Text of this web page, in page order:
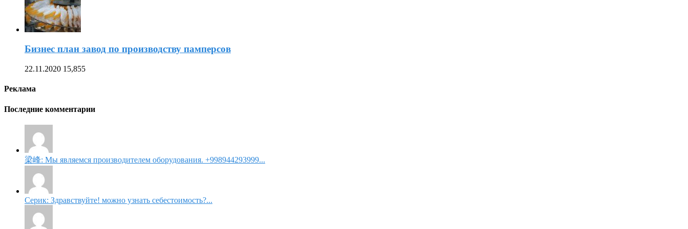
Бизнес план завод по производству памперсов
22.11.2020 15,855
Реклама
Последние комментарии
梁峰: Мы являемся производителем оборудования. +998944293999...
Серик: Здравствуйте! можно узнать себестоимость?...